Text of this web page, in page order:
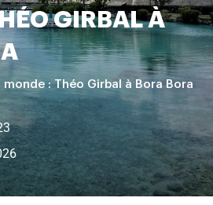
GIRBAL À
: Théo Girbal à Bora Bora